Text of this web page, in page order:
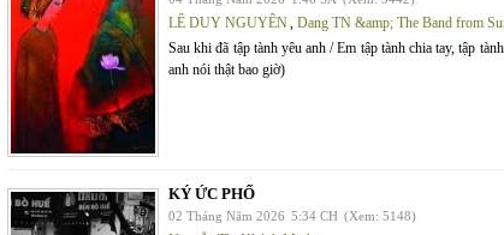
LÊ DUY NGUYÊN, Dang TN &amp; The Band from
Sau khi đã tập tành yêu anh / Em tập tành chia tay, tập
anh nói thật bao giờ)
KÝ ỨC PHỐ
02 Tháng Năm 2026 5:34 CH (Xem: 5148)